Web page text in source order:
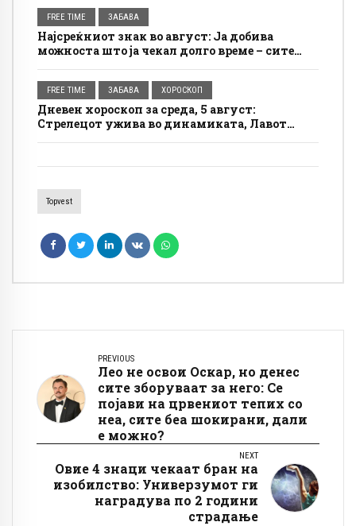
FREE TIME ЗАБАВА
Најсреќниот знак во август: Ја добива
можноста што ја чекал долго време – сите
FREE TIME ЗАБАВА ХОРОСКОП
Дневен хороскоп за среда, 5 август:
Стрелецот ужива во динамиката, Лавот
Topvest
PREVIOUS
Лео не освои Оскар, но денес
сите зборуваат за него: Се
појави на црвениот тепих со
неа, сите беа шокирани, дали
е можно?
NEXT
Овие 4 знаци чекаат бран на
изобилство: Универзумот ги
наградува по 2 години
страдање